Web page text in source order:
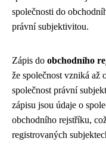
společnosti do
právní subjektivitou.
Zápis do obchodního
že společnost vzniká až
společnost právní
zápisu jsou údaje o
obchodního rejstříku,
registrovaných